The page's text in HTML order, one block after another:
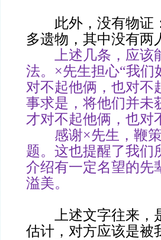
此外，没有物证：
多遗物，其中没有两
上述几条，应该
法。×先生担心“我们
对不起他俩，也对不
事求是，将他们并未
才对不起他俩，也对
感谢×先生，鞭策
题。这也提醒了我们
介绍有一定名望的先
溢美。
上述文字往来，是
估计，对方应该是被